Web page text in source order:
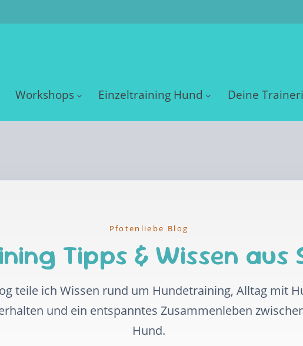
Workshops Einzeltraining Hund Deine
Pfotenliebe Blog
Tipps & Wissen
teile ich Wissen rund um Hundetraining, Alltag mit
und ein entspanntes Zusammenleben
Hund.